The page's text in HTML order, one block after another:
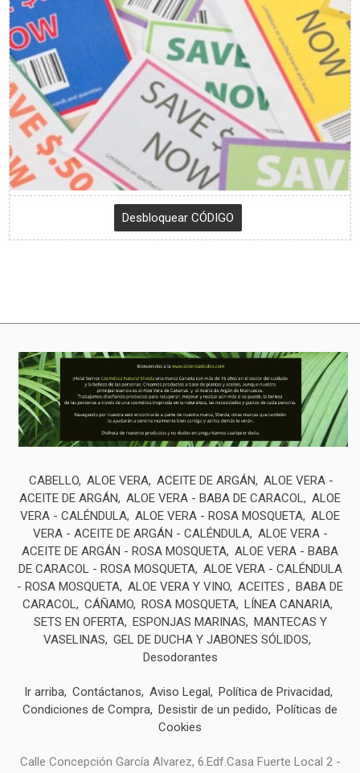
CABELLO ALOE VERA ACEITE DE ARGÁN
ALOE VERA -
ACEITE DE ARGÁN
ALOE VERA - BABA DE CARACOL ALOE
VERA - CALÉNDULA ALOE VERA - ROSA MOSQUETA ALOE
VERA - ACEITE DE ARGÁN - CALÉNDULA ALOE VERA -
ACEITE DE ARGÁN - ROSA MOSQUETA ALOE VERA - BABA
DE CARACOL - ROSA MOSQUETA ALOE VERA - CALÉNDULA
- ROSA MOSQUETA ALOE VERA Y VINO ACEITES
BABA DE
CARACOL CÁÑAMO ROSA MOSQUETA LÍNEA CANARIA
SETS EN OFERTA ESPONJAS MARINAS
MANTECAS Y
VASELINAS
GEL DE DUCHA Y JABONES SÓLIDOS
Desodorantes
Ir arriba Contáctanos Aviso Legal
Política de Privacidad
Condiciones de Compra Desistir de un pedido
Políticas de
Cookies
Calle Concepción García Alvarez, 6.Edf.Casa Fuerte Local 2 -